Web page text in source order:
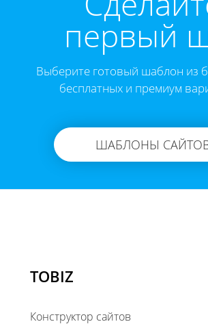
первый
Выберите готовый шаблон из
бесплатных и премиум
ШАБЛОНЫ
TOBIZ
Конструктор сайтов